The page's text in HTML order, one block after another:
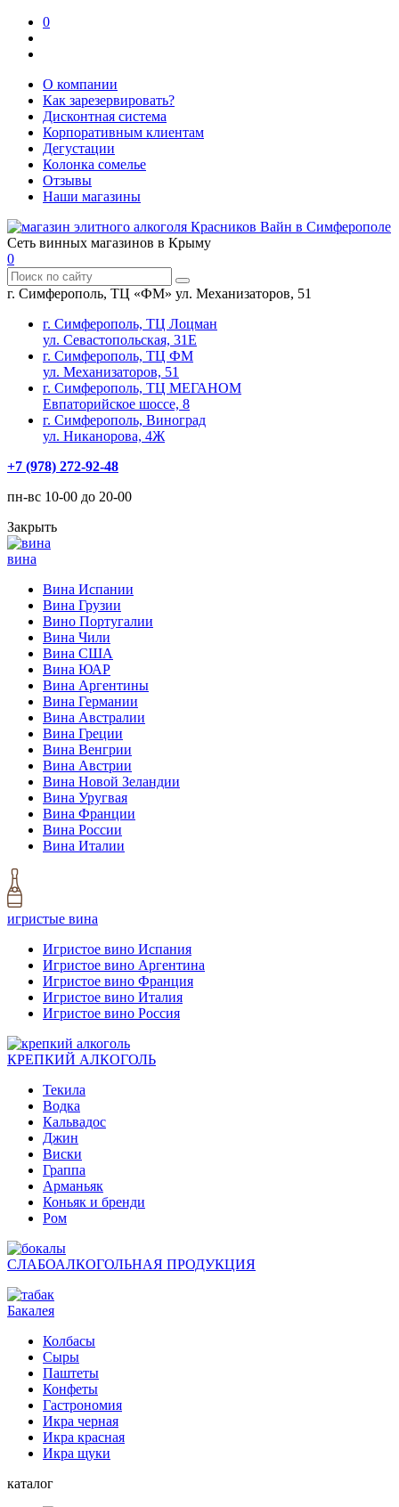
0
О компании
Как зарезервировать?
Дисконтная система
Корпоративным клиентам
Дегустации
Колонка сомелье
Отзывы
Наши магазины
Сеть винных магазинов в Крыму
0
г. Симферополь, ТЦ «ФМ» ул. Механизаторов, 51
г. Симферополь, ТЦ Лоцман
ул. Севастопольская, 31Е
г. Симферополь, ТЦ ФМ
ул. Механизаторов, 51
г. Симферополь, ТЦ МЕГАНОМ
Евпаторийское шоссе, 8
г. Симферополь, Виноград
ул. Никанорова, 4Ж
+7 (978) 272-92-48
пн-вс 10-00 до 20-00
Закрыть
вина
Вина Испании
Вина Грузии
Вино Португалии
Вина Чили
Вина США
Вина ЮАР
Вина Аргентины
Вина Германии
Вина Австралии
Вина Греции
Вина Венгрии
Вина Австрии
Вина Новой Зеландии
Вина Уругвая
Вина Франции
Вина России
Вина Италии
игристые вина
Игристое вино Испания
Игристое вино Аргентина
Игристое вино Франция
Игристое вино Италия
Игристое вино Россия
КРЕПКИЙ АЛКОГОЛЬ
Текила
Водка
Кальвадос
Джин
Виски
Граппа
Арманьяк
Коньяк и бренди
Ром
СЛАБОАЛКОГОЛЬНАЯ ПРОДУКЦИЯ
Бакалея
Колбасы
Сыры
Паштеты
Конфеты
Гастрономия
Икра черная
Икра красная
Икра щуки
каталог